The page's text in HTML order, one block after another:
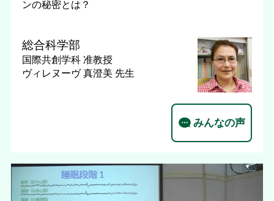
ンの秘密とは？
総合科学部
国際共創学科 准教授
ヴィレヌーヴ 真澄美 先生
みんなの声